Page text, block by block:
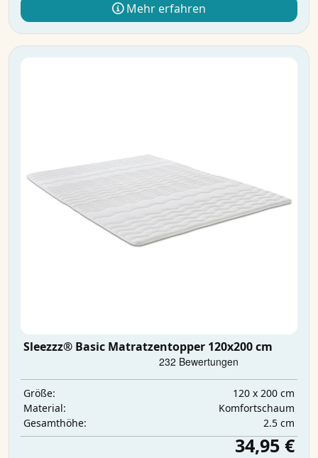
Mehr erfahren
Sleezzz® Basic Matratzentopper 120x200 cm
Größe:
120 x 200 cm
Material:
Komfortschaum
Gesamthöhe:
2.5 cm
34,95 €